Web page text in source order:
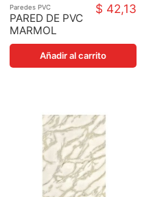
Paredes PVC
PARED DE PVC
MARMOL
LAMINADO
122X244X3MM
$ 42,13
Añadir al carrito